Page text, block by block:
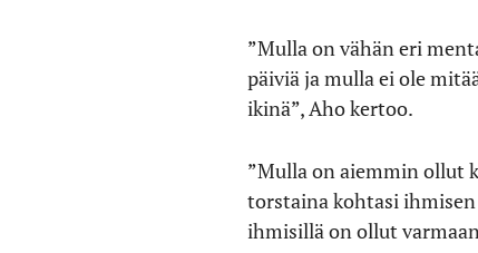
”Mulla on vähän eri
päiviä ja mulla ei ole
ikinä”, Aho kertoo.
”Mulla on aiemmin ollut
torstaina kohtasi
ihmisillä on ollut